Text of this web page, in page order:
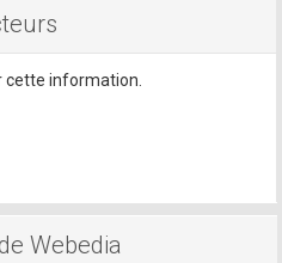
cette information.
Webedia